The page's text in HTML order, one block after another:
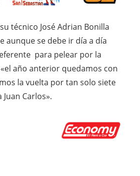
técnico José Adrian Bonilla
aunque se debe ir día a día
para pelear por la
año anterior quedamos con
la vuelta por tan solo siete
Carlos».